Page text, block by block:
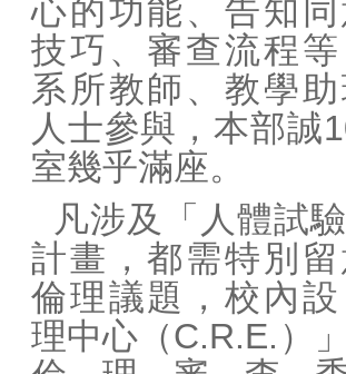
心的功能、告知
技巧、審查流程
系所教師、教學
人士參與，本部誠
室幾乎滿座。
凡涉及「人體試
計畫，都需特別
倫理議題，校內
理中心（C.R.E. ）